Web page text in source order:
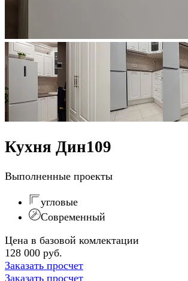
Кухня Дин109
Выполненные проекты
угловые
Современный
Цена в базовой комлектации
128 000 руб.
Заказать просчет
Заказать просчет